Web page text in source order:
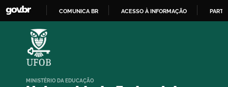
COMUNICA BR ACESSO À INFORMAÇÃO
MINISTÉRIO DA EDUCAÇÃO